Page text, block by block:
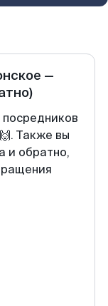
—
Также вы
и обратно,